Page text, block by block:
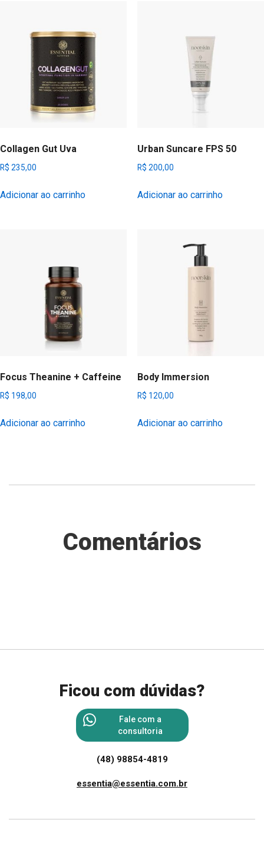
Collagen Gut Uva
R$ 235,00
Adicionar ao carrinho
Urban Suncare FPS 50
R$ 200,00
Adicionar ao carrinho
Focus Theanine + Caffeine
R$ 198,00
Adicionar ao carrinho
Body Immersion
R$ 120,00
Adicionar ao carrinho
Comentários
Ficou com dúvidas?
Fale com a
consultoria
(48) 98854-4819
essentia@essentia.com.br